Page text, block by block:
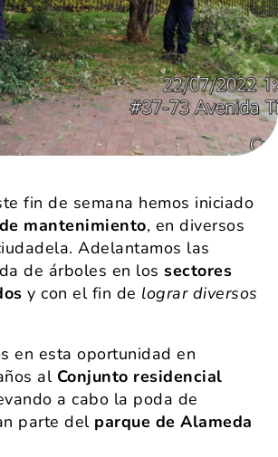
fin de semana hemos iniciado
mantenimiento, en diversos
Adelantamos las
de árboles en los sectores
y con el fin de lograr diversos
en esta oportunidad en
al Conjunto residencial
a cabo la poda de
parte del parque de Alameda